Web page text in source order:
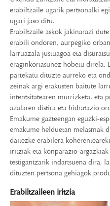
erabiltzaile ugarik pertsonalki
ugari jaso ditu.
Erabiltzaile askok jakinarazi
erabili ondoren, aurpegiko
larruazala justuagoa eta
eraginkortasunez hobetu direla.
partekatu dituzte aurreko eta
zeinak argi erakusten baitute
intentsitatearen murrizketa, eta
azalaren distira eta hidratazio
Emakume gazteengan eguzki-
emakume helduetan melasmak
daitezke erabilera
iritziak eta konparazio-
testigantzarik indartsuena dira,
dituzten pertsona gehiagok
Erabiltzaileen iritzia